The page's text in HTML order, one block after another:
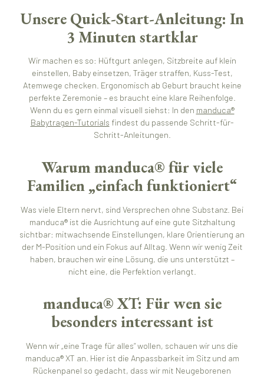
Unsere Quick-Start-Anleitung: In
3 Minuten startklar
Wir machen es so: Hüftgurt anlegen, Sitzbreite auf klein
einstellen, Baby einsetzen, Träger straffen, Kuss-Test,
Atemwege checken. Ergonomisch ab Geburt braucht keine
perfekte Zeremonie – es braucht eine klare Reihenfolge.
Wenn du es gern einmal visuell siehst: In den manduca®
Babytragen-Tutorials findest du passende Schritt-für-
Schritt-Anleitungen.
Warum manduca® für viele
Familien „einfach funktioniert“
Was viele Eltern nervt, sind Versprechen ohne Substanz. Bei
manduca® ist die Ausrichtung auf eine gute Sitzhaltung
sichtbar: mitwachsende Einstellungen, klare Orientierung an
der M-Position und ein Fokus auf Alltag. Wenn wir wenig Zeit
haben, brauchen wir eine Lösung, die uns unterstützt –
nicht eine, die Perfektion verlangt.
manduca® XT: Für wen sie
besonders interessant ist
Wenn wir „eine Trage für alles“ wollen, schauen wir uns die
manduca® XT an. Hier ist die Anpassbarkeit im Sitz und am
Rückenpanel so gedacht, dass wir mit Neugeborenen